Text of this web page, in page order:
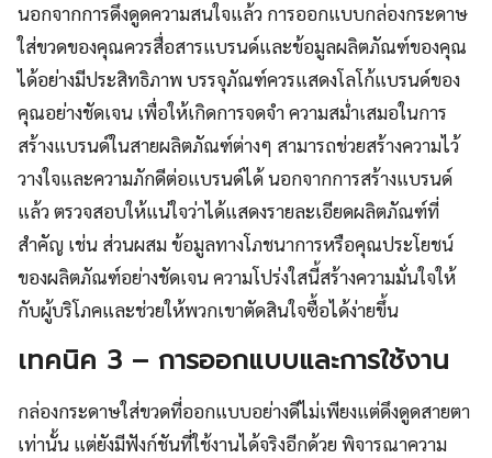
นอกจากการดึงดูดความสนใจแล้ว การออกแบบกล่องกระดาษ
ใส่ขวดของคุณควรสื่อสารแบรนด์และข้อมูลผลิตภัณฑ์ของคุณ
ได้อย่างมีประสิทธิภาพ บรรจุภัณฑ์ควรแสดงโลโก้แบรนด์ของ
คุณอย่างชัดเจน เพื่อให้เกิดการจดจำ ความสม่ำเสมอในการ
สร้างแบรนด์ในสายผลิตภัณฑ์ต่างๆ สามารถช่วยสร้างความไว้
วางใจและความภักดีต่อแบรนด์ได้ นอกจากการสร้างแบรนด์
แล้ว ตรวจสอบให้แน่ใจว่าได้แสดงรายละเอียดผลิตภัณฑ์ที่
สำคัญ เช่น ส่วนผสม ข้อมูลทางโภชนาการหรือคุณประโยชน์
ของผลิตภัณฑ์อย่างชัดเจน ความโปร่งใสนี้สร้างความมั่นใจให้
กับผู้บริโภคและช่วยให้พวกเขาตัดสินใจซื้อได้ง่ายขึ้น
เทคนิค 3 – การออกแบบและการใช้งาน
กล่องกระดาษใส่ขวดที่ออกแบบอย่างดีไม่เพียงแต่ดึงดูดสายตา
เท่านั้น แต่ยังมีฟังก์ชันที่ใช้งานได้จริงอีกด้วย พิจารณาความ